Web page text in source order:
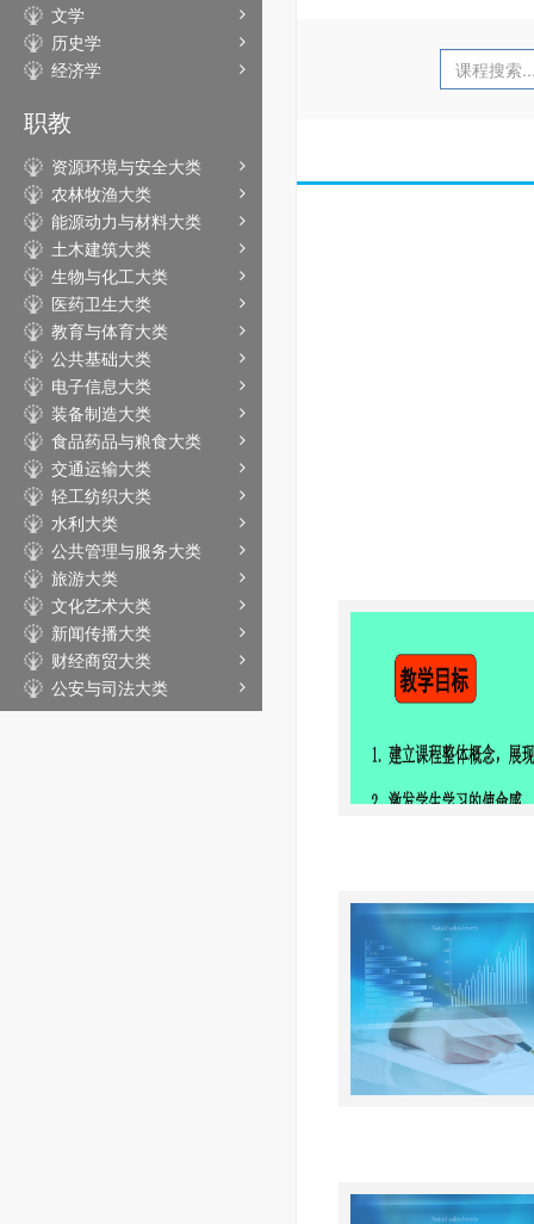
文学
历史学
经济学
职教
资源环境与安全大类
农林牧渔大类
能源动力与材料大类
土木建筑大类
生物与化工大类
医药卫生大类
教育与体育大类
公共基础大类
电子信息大类
装备制造大类
食品药品与粮食大类
交通运输大类
轻工纺织大类
水利大类
公共管理与服务大类
旅游大类
文化艺术大类
新闻传播大类
财经商贸大类
公安与司法大类